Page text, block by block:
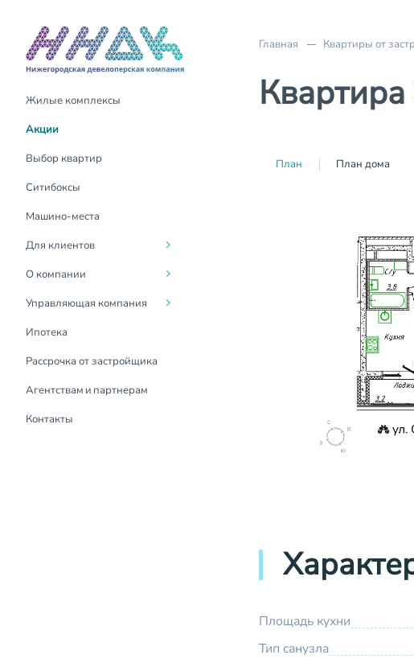
Жилые комплексы
Акции
Выбор квартир
Ситибоксы
Машино-места
Для клиентов
О компании
Управляющая компания
Ипотека
Рассрочка от застройщика
Агентствам и партнерам
Контакты
Акции
Трейд-Ин
Материнский капитал
Выдача ключей
Оформление
собственности
Покупка онлайн
недвижимость
Рассрочка от застройщика
О компании
Руководство
Социальная
Новости
СМИ о нас
О компании
Для жителей
Госуслуги Дом
Контакты
Главная Квартиры от
План План дома
Площадь кухни
Тип санузла